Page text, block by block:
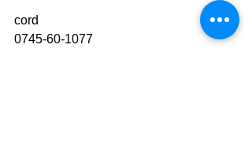
cord
0745-60-1077